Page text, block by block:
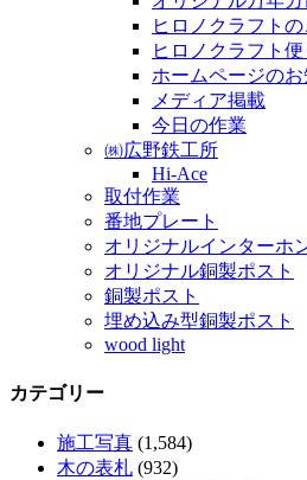
ヒロノクラフトの
ヒロノクラフト便
ホームページの
メディア掲載
今日の作業
㈱広野鉄工所
Hi-Ace
取付作業
番地プレート
オリジナルインターホ
オリジナル銅製ポスト
銅製ポスト
埋め込み型銅製ポスト
wood light
カテゴリー
施工写真 (1,584)
木の表札 (932)